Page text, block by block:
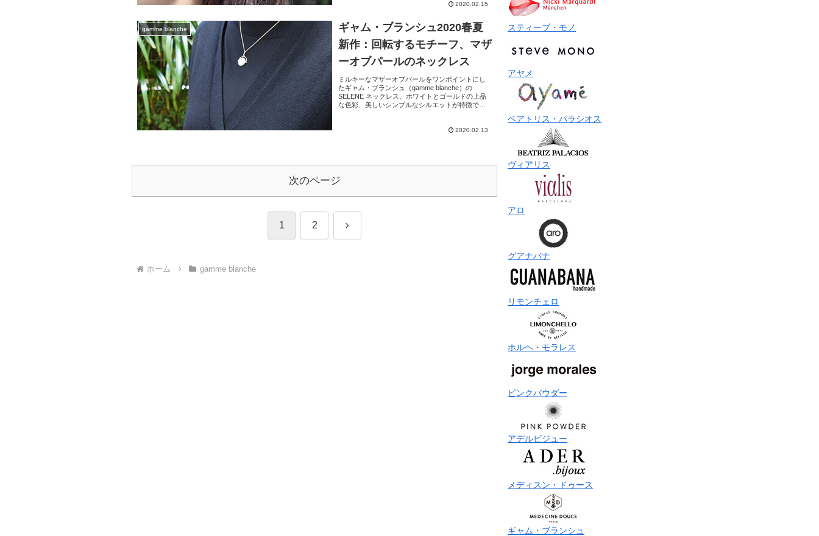
2020.02.15
gamme blanche
ギャム・ブランシュ2020春夏
新作：回転するモチーフ、マザ
ーオブパールのネックレス
ミルキーなマザーオブパールをワンポイントにし
たギャム・ブランシュ（gamme blanche）の
SELENE ネックレス。ホワイトとゴールドの上品
な色彩、美しいシンプルなシルエットが特徴で
2020.02.13
次のページ
1 2 次
ホーム gamme blanche
スティーブ・モノ
アヤメ
ベアトリス・パラシオス
ヴィアリス
アロ
グアナバナ
リモンチェロ
ホルヘ・モラレス
ピンクパウダー
アデルビジュー
メディスン・ドゥース
ギャム・ブランシュ